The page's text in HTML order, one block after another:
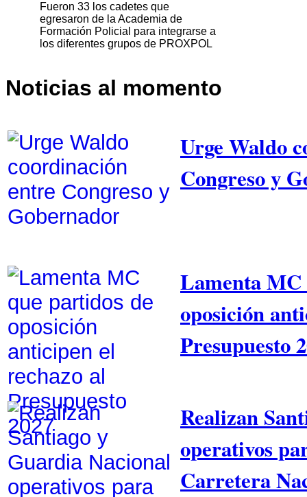
Fueron 33 los cadetes que
egresaron de la Academia de
Formación Policial para integrarse a
los diferentes grupos de PROXPOL
Noticias al momento
Urge Waldo
Congreso y
Lamenta
oposición
Presupuesto
Realizan
operativos
Carretera